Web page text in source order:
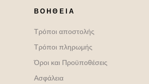
ΒΟΉΘΕΙΑ
Τρόποι αποστολής
Τρόποι πληρωμής
Όροι και Προϋποθέσεις
Ασφάλεια